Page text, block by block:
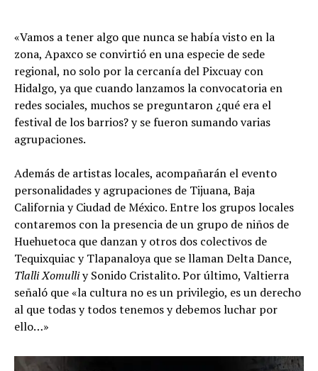
«Vamos a tener algo que nunca se había visto en la
zona, Apaxco se convirtió en una especie de sede
regional, no solo por la cercanía del Pixcuay con
Hidalgo, ya que cuando lanzamos la convocatoria en
redes sociales, muchos se preguntaron ¿qué era el
festival de los barrios? y se fueron sumando varias
agrupaciones.
Además de artistas locales, acompañarán el evento
personalidades y agrupaciones de Tijuana, Baja
California y Ciudad de México. Entre los grupos locales
contaremos con la presencia de un grupo de niños de
Huehuetoca que danzan y otros dos colectivos de
Tequixquiac y Tlapanaloya que se llaman Delta Dance,
Tlalli Xomulliy Sonido Cristalito. Por último, Valtierra
señaló que «la cultura no es un privilegio, es un derecho
al que todas y todos tenemos y debemos luchar por
ello…»